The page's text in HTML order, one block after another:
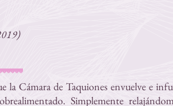
Cámara de Taquiones envuelve e
Simplemente